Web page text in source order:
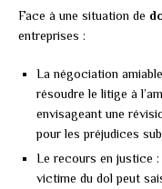
Face à une situation de
entreprises :
La négociation
résoudre le litige à
envisageant une
pour les préjudices
Le recours en justice
victime du dol peut